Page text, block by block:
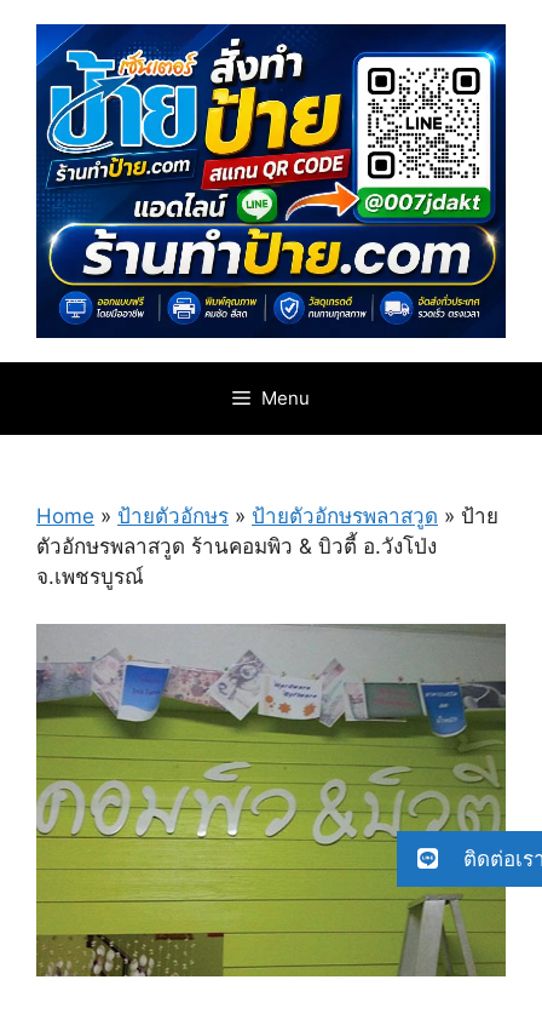
content
Menu
Home » ป้ายตัวอักษร » ป้ายตัวอักษรพลาสวูด » ป้าย
ตัวอักษรพลาสวูด ร้านคอมพิว & บิวตี้ อ.วังโป่ง
จ.เพชรบูรณ์
ติดต่อเร